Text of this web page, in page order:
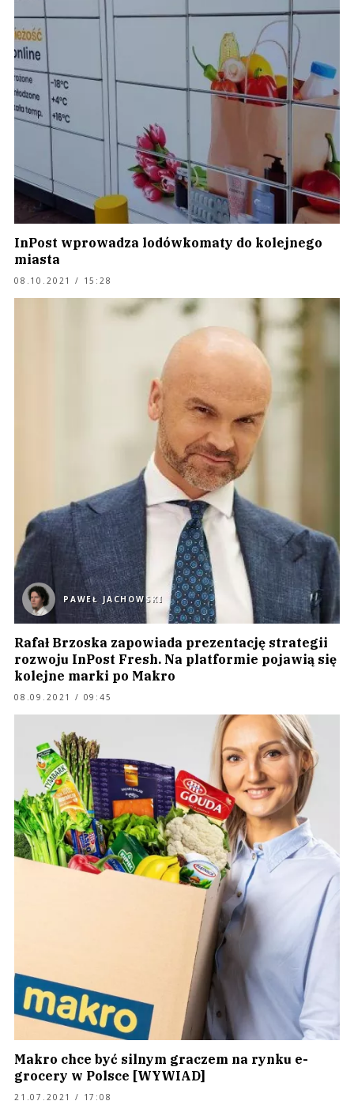
InPost wprowadza lodówkomaty do kolejnego
miasta
08.10.2021 / 15:28
PAWEŁ JACHOWSKI
Rafał Brzoska zapowiada prezentację strategii
rozwoju InPost Fresh. Na platformie pojawią się
kolejne marki po Makro
08.09.2021 / 09:45
Makro chce być silnym graczem na rynku e-
grocery w Polsce [WYWIAD]
21.07.2021 / 17:08